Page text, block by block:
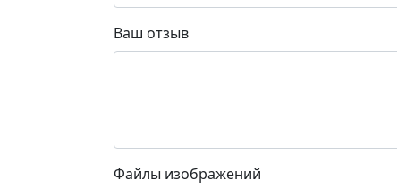
Ваш отзыв
Файлы изображений